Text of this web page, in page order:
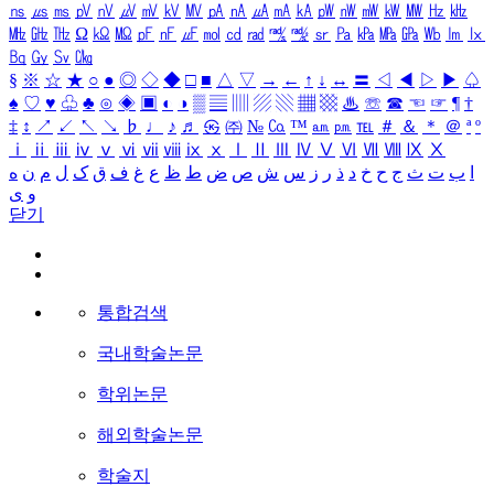
㎱ ㎲ ㎳ ㎴ ㎵ ㎶ ㎷ ㎸ ㎹ ㎀ ㎁ ㎂ ㎃ ㎄ ㎺ ㎻ ㎽ ㎾ ㎿ ㎐ ㎑
㎒ ㎓ ㎔ Ω ㏀ ㏁ ㎊ ㎋ ㎌ ㏖ ㏅ ㎭ ㎮ ㎯ ㏛ ㎩ ㎪ ㎫ ㎬ ㏝ ㏐
㏓
㏃ ㏉ ㏜ ㏆
§ ※ ☆ ★ ○ ● ◎ ◇ ◆ □ ■ △ ▽ → ← ↑ ↓ ↔ 〓 ◁ ◀ ▷ ▶ ♤
♠ ♡ ♥ ♧ ♣ ⊙ ◈ ▣ ◐ ◑ ▒ ▤ ▨ ▧ ▦ ▩ ♨ ☏ ☎ ☜ ☞ ¶ †
‡ ↕ ↗ ↙ ↖ ↘ ♭ ♩ ♪ ♬ ㉿ ㈜ № ㏇ ™ ㏂ ㏘ ℡ ＃ ＆ ＊ ＠ ª º
ⅰ
ⅱ ⅲ ⅳ ⅴ ⅵ ⅶ ⅷ ⅸ ⅹ Ⅳ Ⅴ Ⅵ Ⅶ Ⅷ Ⅸ Ⅹ
ب ت ث ج ح خ د ذ ر ز س ش ص ض ط ظ ع غ ف ق ک ل م ن ه
و ی
닫기
통합검색
국내학술논문
학위논문
해외학술논문
학술지